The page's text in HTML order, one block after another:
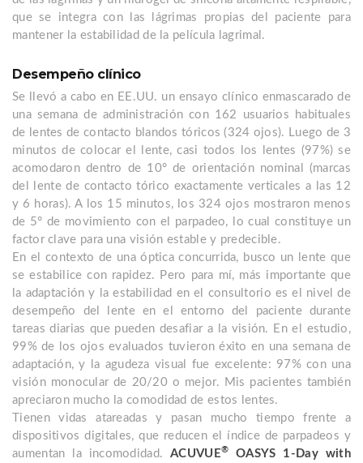
que se integra con las lágrimas propias del paciente para
mantener la estabilidad de la película lagrimal.
Desempeño clínico
Se llevó a cabo en EE.UU. un ensayo clínico enmascarado de
una semana de administración con 162 usuarios habituales
de lentes de contacto blandos tóricos (324 ojos). Luego de 3
minutos de colocar el lente, casi todos los lentes (97%) se
acomodaron dentro de 10° de orientación nominal (marcas
del lente de contacto tórico exactamente verticales a las 12
y 6 horas). A los 15 minutos, los 324 ojos mostraron menos
de 5° de movimiento con el parpadeo, lo cual constituye un
factor clave para una visión estable y predecible.
En el contexto de una óptica concurrida, busco un lente que
se estabilice con rapidez. Pero para mí, más importante que
la adaptación y la estabilidad en el consultorio es el nivel de
desempeño del lente en el entorno del paciente durante
tareas diarias que pueden desafiar a la visión. En el estudio,
99% de los ojos evaluados tuvieron éxito en una semana de
adaptación, y la agudeza visual fue excelente: 97% con una
visión monocular de 20/20 o mejor. Mis pacientes también
apreciaron mucho la comodidad de estos lentes.
Tienen vidas atareadas y pasan mucho tiempo frente a
dispositivos digitales, que reducen el índice de parpadeos y
aumentan la incomodidad.ACUVUE®
OASYS 1-Day with